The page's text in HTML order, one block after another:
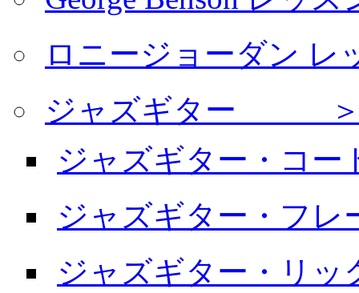
ロニージョーダン レ
ジャズギター ＞
ジャズギター・コー
ジャズギター・フレ
ジャズギター・リッ